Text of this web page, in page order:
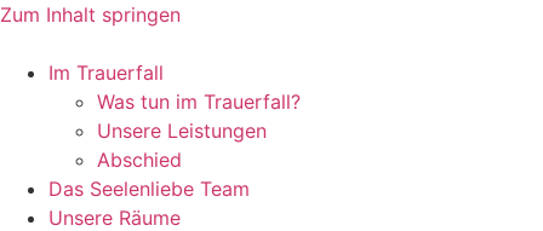
Zum Inhalt springen
Im Trauerfall
Was tun im Trauerfall?
Unsere Leistungen
Abschied
Das Seelenliebe Team
Unsere Räume